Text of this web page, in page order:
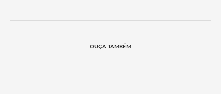
OUÇA TAMBÉM